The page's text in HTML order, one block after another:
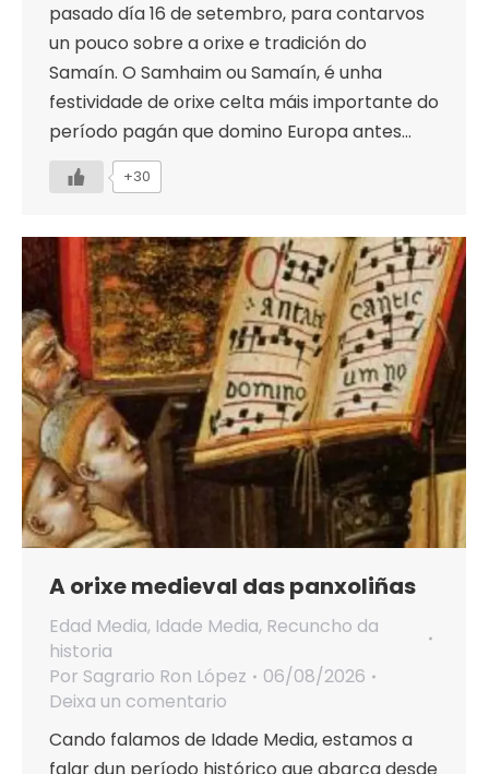
pasado día 16 de setembro, para contarvos
un pouco sobre a orixe e tradición do
Samaín. O Samhaim ou Samaín, é unha
festividade de orixe celta máis importante do
período pagán que domino Europa antes…
+30
A orixe medieval das panxoliñas
Edad Media, Idade Media, Recuncho da
historia
Por Sagrario Ron López
06/08/2026
Deixa un comentario
Cando falamos de Idade Media, estamos a